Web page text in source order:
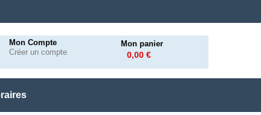
Mon Compte
Créer un compte
Mon panier
0,00 €